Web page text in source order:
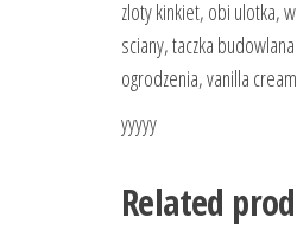
zloty kinkiet, obi ulotka,
sciany, taczka
ogrodzenia, vanilla
yyyyy
Related